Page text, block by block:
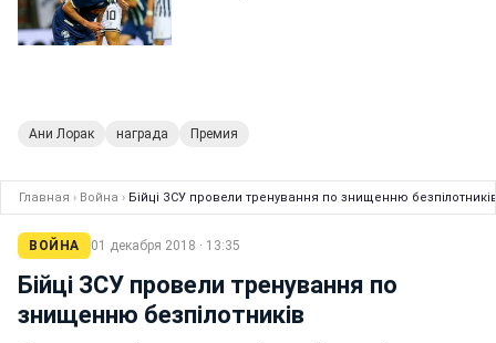
Ани Лорак награда Премия
Главная › Война › Бійці ЗСУ провели тренування по знищенню
ВОЙНА 01 декабря 2018 · 13:35
Бійці ЗСУ провели тренування по
знищенню безпілотників